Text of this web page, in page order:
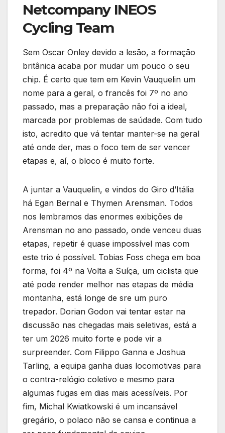
Netcompany INEOS
Cycling Team
Sem Oscar Onley devido a lesão, a formação
britânica acaba por mudar um pouco o seu
chip. É certo que tem em Kevin Vauquelin um
nome para a geral, o francês foi 7º no ano
passado, mas a preparação não foi a ideal,
marcada por problemas de saúdade. Com tudo
isto, acredito que vá tentar manter-se na geral
até onde der, mas o foco tem de ser vencer
etapas e, aí, o bloco é muito forte.
A juntar a Vauquelin, e vindos do Giro d’Itália
há Egan Bernal e Thymen Arensman. Todos
nos lembramos das enormes exibições de
Arensman no ano passado, onde venceu duas
etapas, repetir é quase impossível mas com
este trio é possível. Tobias Foss chega em boa
forma, foi 4º na Volta a Suíça, um ciclista que
até pode render melhor nas etapas de média
montanha, está longe de sre um puro
trepador. Dorian Godon vai tentar estar na
discussão nas chegadas mais seletivas, está a
ter um 2026 muito forte e pode vir a
surpreender. Com Filippo Ganna e Joshua
Tarling, a equipa ganha duas locomotivas para
o contra-relógio coletivo e mesmo para
algumas fugas em dias mais acessíveis. Por
fim, Michal Kwiatkowski é um incansável
gregário, o polaco não se cansa e continua a